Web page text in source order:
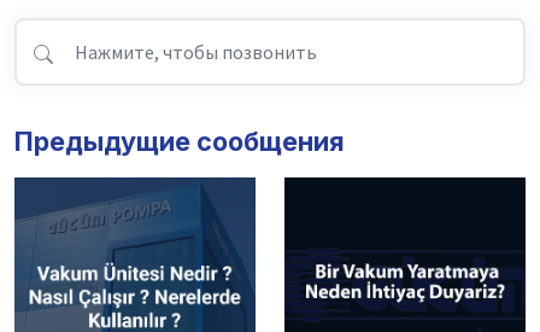
Предыдущие сообщения